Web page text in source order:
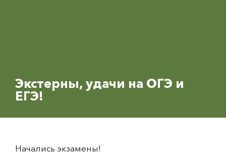
Экстерны, удачи на ОГЭ и
ЕГЭ!
Начались экзамены!